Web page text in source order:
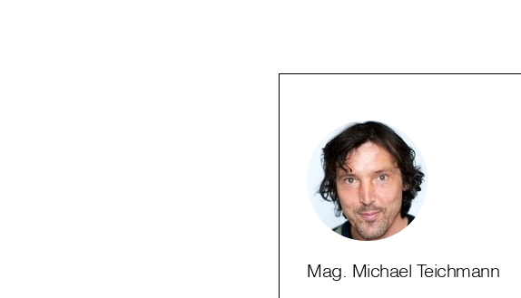
Mag. Michael Teichmann